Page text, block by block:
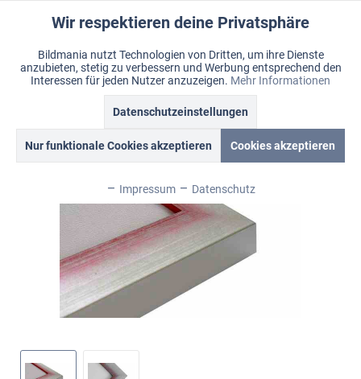
Warenkorb
Merkzettel Mein Konto
Menü
Bildmania > Rahmen > Alu & Pop
Funktionale Aktiv
Marketing Inaktiv
Inaktiv
Inaktiv
Sonstige
Wir respektieren deine Privatsphäre
Bildmania nutzt Technologien von Dritten, um ihre Dienste
anzubieten, stetig zu verbessern und Werbung entsprechend den
Interessen für jeden Nutzer anzuzeigen. Mehr Informationen
Datenschutzeinstellungen
Nur funktionale Cookies akzeptieren Cookies akzeptieren
Impressum Datenschutz